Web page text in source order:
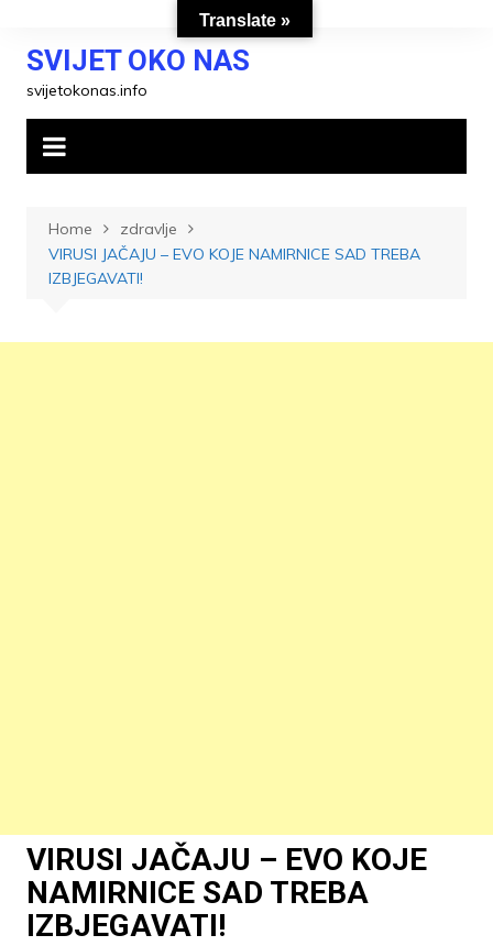
contentSVIJET OKO NAS
svijetokonas.info
Home
zdravlje
VIRUSI JAČAJU – EVO KOJE NAMIRNICE SAD TREBA
IZBJEGAVATI!
VIRUSI JAČAJU – EVO KOJE
NAMIRNICE SAD TREBA
IZBJEGAVATI!
Translate »